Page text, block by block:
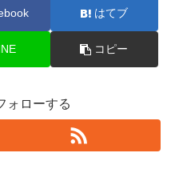
はてブ
コピー
ォローする